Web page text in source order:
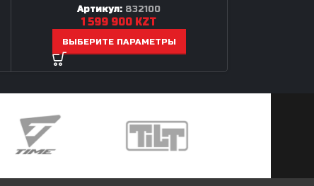
Артикул: 832100
1 599 900 KZT
ВЫБЕРИТЕ ПАРАМЕТРЫ